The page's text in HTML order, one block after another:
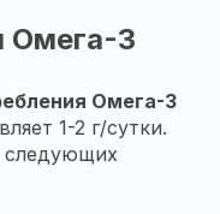
Омега-3
Омега-3
1-2 г/сутки.
следующих